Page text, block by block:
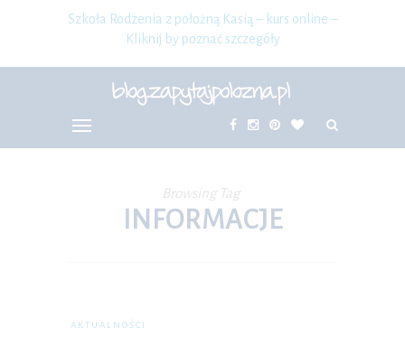
Szkoła Rodzenia z położną Kasią – kurs online –
Kliknij by poznać szczegóły
Browsing Tag
INFORMACJE
AKTUALNOŚCI